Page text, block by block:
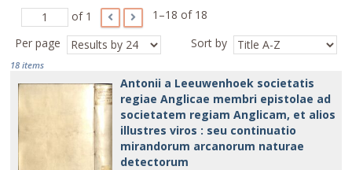
of 1
1–18 of 18
Per page
Sort by
18 items
Antonii a Leeuwenhoek societatis
regiae Anglicae membri epistolae ad
societatem regiam Anglicam, et alios
illustres viros : seu continuatio
mirandorum arcanorum naturae
detectorum